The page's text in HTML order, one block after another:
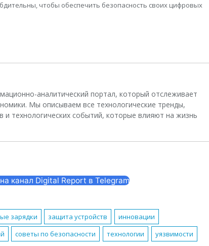
чтобы обеспечить безопасность своих цифровых
аналитический портал, который отслеживает
Мы описываем все технологические тренды,
и технологических событий, которые влияют на жизнь
канал Digital Report в Telegram
зарядки защита устройств
инновации
советы по безопасности технологии
уязвимости